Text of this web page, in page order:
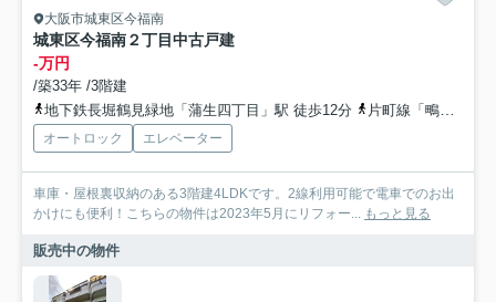
大阪市城東区今福南
城東区今福南２丁目中古戸建
-万円
/築33年 /3階建
地下鉄長堀鶴見緑地「蒲生四丁目」駅 徒歩12分
片町線「鴫野」駅 徒歩15分
オートロック エレベーター
車庫・屋根裏収納のある3階建4LDKです。2線利用可能で電車でのお出
かけにも便利！こちらの物件は2023年5月にリフォー...
もっと見る
販売中の物件